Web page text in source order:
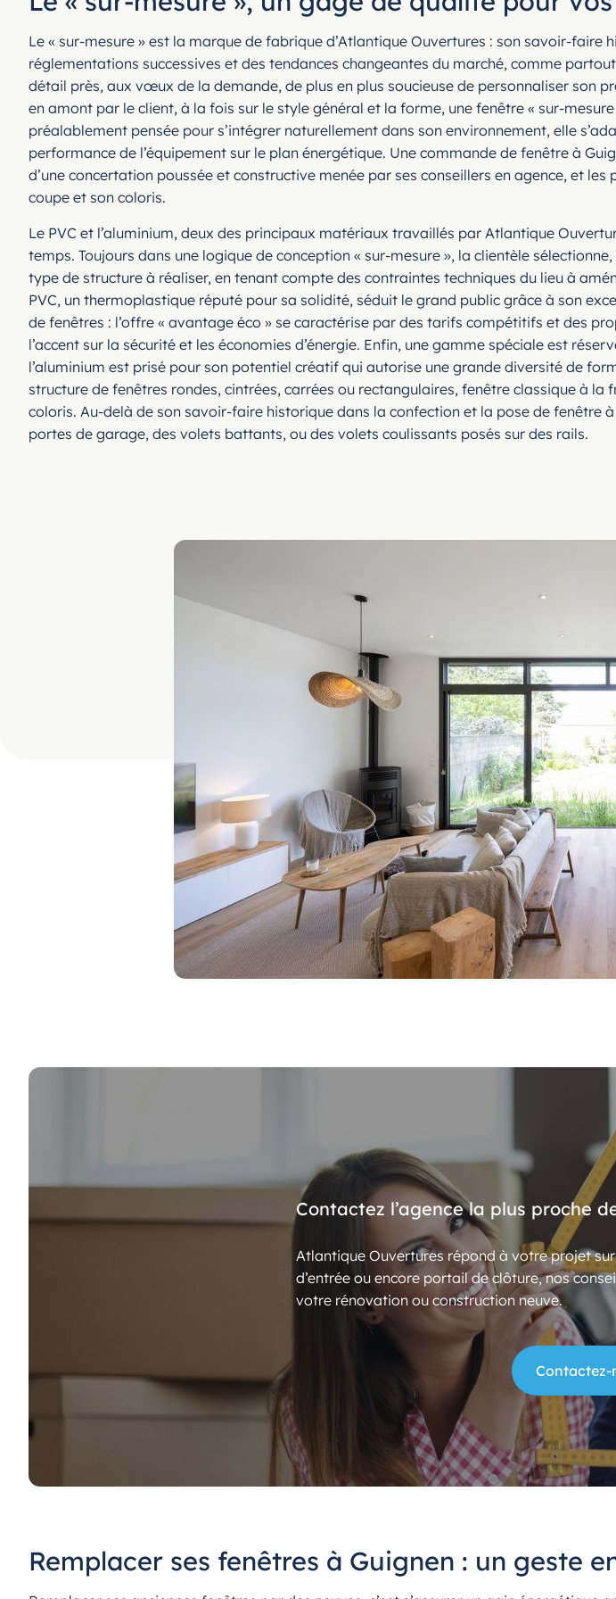
Le « sur-mesure » est la marque de fabrique d’Atlantique Ouvertures : son savoir-
réglementations successives et des tendances changeantes du marché, comme
détail près, aux vœux de la demande, de plus en plus soucieuse de personnaliser son
en amont par le client, à la fois sur le style général et la forme, une fenêtre « sur-
préalablement pensée pour s’intégrer naturellement dans son environnement, elle
performance de l’équipement sur le plan énergétique. Une commande de fenêtre à
d’une concertation poussée et constructive menée par ses conseillers en agence, et
coupe et son coloris.
Le PVC et l’aluminium, deux des principaux matériaux travaillés par Atlantique
temps. Toujours dans une logique de conception « sur-mesure », la clientèle
type de structure à réaliser, en tenant compte des contraintes techniques du lieu à
PVC, un thermoplastique réputé pour sa solidité, séduit le grand public grâce à son
de fenêtres : l’offre « avantage éco » se caractérise par des tarifs compétitifs et des
l’accent sur la sécurité et les économies d’énergie. Enfin, une gamme spéciale est
l’aluminium est prisé pour son potentiel créatif qui autorise une grande diversité de
structure de fenêtres rondes, cintrées, carrées ou rectangulaires, fenêtre classique à
coloris. Au-delà de son savoir-faire historique dans la confection et la pose de fenêtre
portes de garage, des volets battants, ou des volets coulissants posés sur des rails.
Contactez l’agence la plus proche
Atlantique Ouvertures répond à votre projet
d’entrée ou encore portail de clôture, nos
votre rénovation ou construction neuve.
Contactez-
Remplacer ses fenêtres à Guignen : un geste